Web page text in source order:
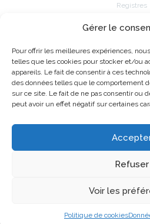
Gérer le
Pour offrir les meilleures expériences,
telles que les cookies pour stocker et/ou
appareils. Le fait de consentir à ces
des données telles que le comportement
sur ce site. Le fait de ne pas consentir ou
peut avoir un effet négatif sur certaines
Refuser
Voir les
Politique de cookies
Registres
Présentation de la
Pathologies et
Fiches
Information Registres de pratique
©2026 CNP de Biologie Médicale -
Mentions